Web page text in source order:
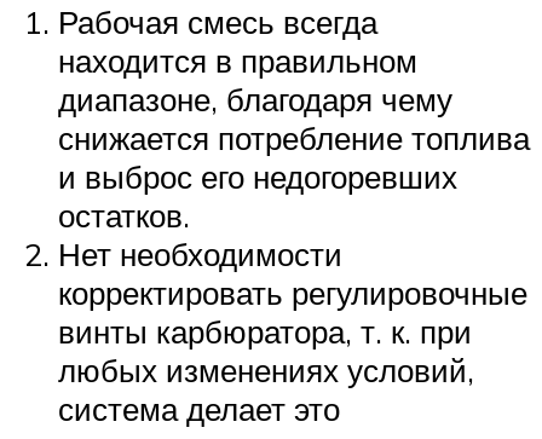
Рабочая смесь всегда
находится в правильном
диапазоне, благодаря чему
снижается потребление топлива
и выброс его недогоревших
остатков.
Нет необходимости
корректировать регулировочные
винты карбюратора, т. к. при
любых изменениях условий,
система делает это